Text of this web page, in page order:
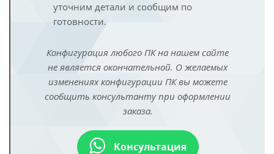
уточним детали и сообщим по
готовности.
Конфигурация любого ПК на нашем сайте
не является окончательной. О желаемых
изменениях конфигурации ПК вы можете
сообщить консультанту при оформлении
заказа.
Консультация